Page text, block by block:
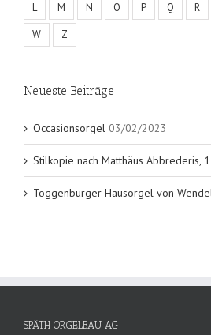
L
M N O P Q R
W
Z
Neueste Beiträge
Occasionsorgel 03/02/2023
Stilkopie nach Matthäus Abbrederis,
Toggenburger Hausorgel von
SPÄTH ORGELBAU AG